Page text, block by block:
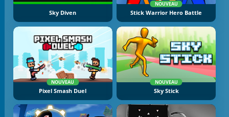
Sky Diven
NOUVEAU
Stick Warrior Hero Battle
NOUVEAU
Pixel Smash Duel
NOUVEAU
Sky Stick